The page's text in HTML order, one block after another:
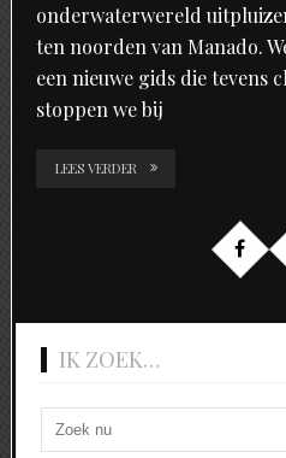
onderwaterwereld
ten noorden van Manado.
een nieuwe gids die tevens
stoppen we bij
LEES VERDER
IK ZOEK…